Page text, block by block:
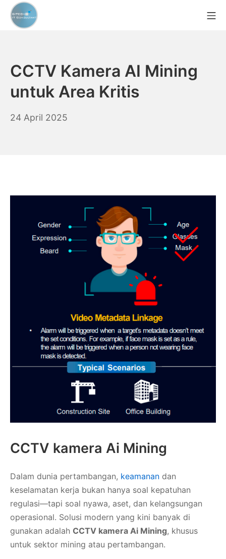
Skip
CCTV Kamera AI Mining
untuk Area Kritis
24 April 2025
CCTV kamera Ai Mining
Dalam dunia pertambangan, keamanan dan
keselamatan kerja bukan hanya soal kepatuhan
regulasi—tapi soal nyawa, aset, dan kelangsungan
operasional. Solusi modern yang kini banyak di
gunakan adalah CCTV kamera Ai Mining, khusus
untuk sektor mining atau pertambangan.